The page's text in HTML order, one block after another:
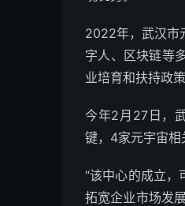
2022年，武汉市
字人、区块链等
业培育和扶持政
今年2月27日，
键，4家元宇宙相
“该中心的成立，
拓宽企业市场发